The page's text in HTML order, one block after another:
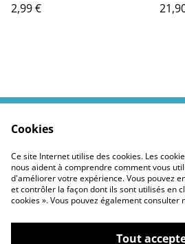
2,99 €
Politiques Site
Cookies
Ce site Internet utilise des cookies. Les
nous aident à comprendre comment vous
d'améliorer votre expérience. Vous pouvez
et contrôler la façon dont ils sont utilisés en
cookies ». Vous pouvez également consulter
Tout